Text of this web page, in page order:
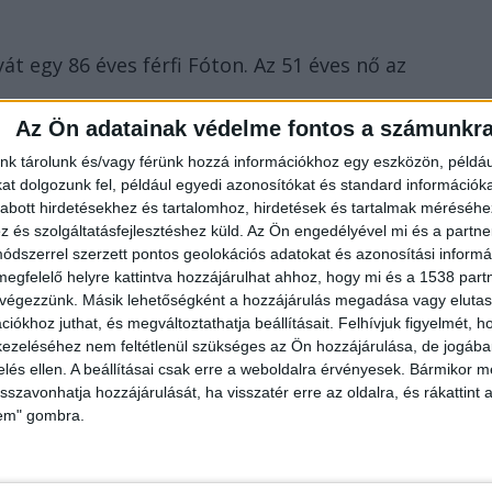
Az Ön adatainak védelme fontos a
tárolunk és/vagy férünk hozzá információkhoz egy eszközön,
dolgozunk fel, például egyedi azonosítókat és standard
hirdetésekhez és tartalomhoz, hirdetések és tartalmak
és szolgáltatásfejlesztéshez küld. Az Ön engedélyével mi és a
szerzett pontos geolokációs adatokat és azonosítási
helyre kattintva hozzájárulhat ahhoz, hogy mi és a 1538
Másik lehetőségként a hozzájárulás megadása vagy
juthat, és megváltoztathatja beállításait. Felhívjuk figyelmét,
nem feltétlenül szükséges az Ön hozzájárulása, de
ellen. A beállításai csak erre a weboldalra érvényesek. Bármikor
hozzájárulását, ha visszatér erre az oldalra, és rákattint
gombra.
egy 86 éves férfi Fóton. Az 51 éves nő az
meg édesanyja élettársa. Az eset pénteken
elismerte, a gyanúsítással szemben
hogy élettársa lányával egy ideje
2021. január 8-án ismét
Sz. István elővett egy kést és „Dögölj
kimenekült a lakásból, az utcán esett